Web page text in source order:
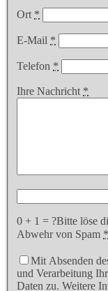
Ort *
E-Mail *
Telefon *
Ihre Nachricht *
0 + 1 = ?Bitte löse
Abwehr von Spam *
Mit Absenden
und Verarbeitung
Daten zu. Weitere